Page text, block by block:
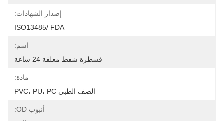
إصدار الشهادات:
ISO13485/ FDA
اسم:
قسطرة شفط مغلقة 24 ساعة
مادة:
الصف الطبي PVC، PU، PC
أنبوب OD: